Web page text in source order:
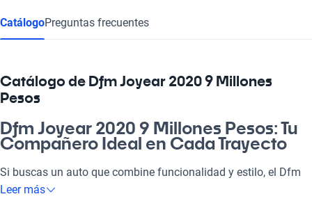
CatálogoPreguntas frecuentes
Catálogo de Dfm Joyear 2020 9 Millones
Pesos
Dfm Joyear 2020 9 Millones Pesos: Tu
Compañero Ideal en Cada Trayecto
Si buscas un auto que combine funcionalidad y estilo, el Dfm
Joyear 2020 a 9 millones de pesos es la solución perfecta. Este
Leer más